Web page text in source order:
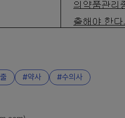
약사 수의사